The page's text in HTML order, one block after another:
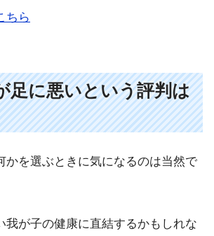
ちら
足に悪いという評判は
かを選ぶときに気になるのは当然で
我が子の健康に直結するかもしれな